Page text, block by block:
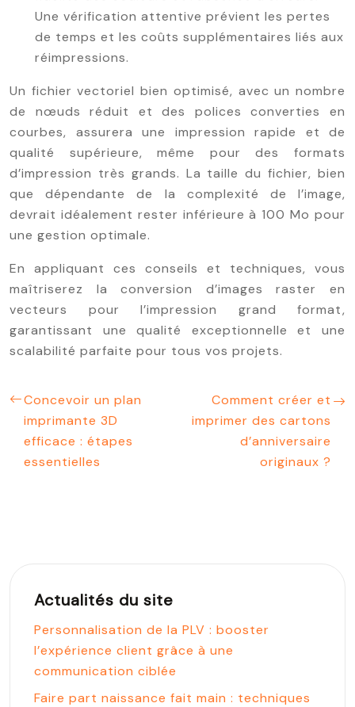
Une vérification attentive prévient les pertes
de temps et les coûts supplémentaires liés aux
réimpressions.
Un fichier vectoriel bien optimisé, avec un nombre
de nœuds réduit et des polices converties en
courbes, assurera une impression rapide et de
qualité supérieure, même pour des formats
d’impression très grands. La taille du fichier, bien
que dépendante de la complexité de l’image,
devrait idéalement rester inférieure à 100 Mo pour
une gestion optimale.
En appliquant ces conseils et techniques, vous
maîtriserez la conversion d’images raster en
vecteurs pour l’impression grand format,
garantissant une qualité exceptionnelle et une
scalabilité parfaite pour tous vos projets.
Concevoir un plan
imprimante 3D
efficace : étapes
essentielles
Comment créer et
imprimer des cartons
d’anniversaire
originaux ?
Actualités du site
Personnalisation de la PLV : booster
l’expérience client grâce à une
communication ciblée
Faire part naissance fait main : techniques